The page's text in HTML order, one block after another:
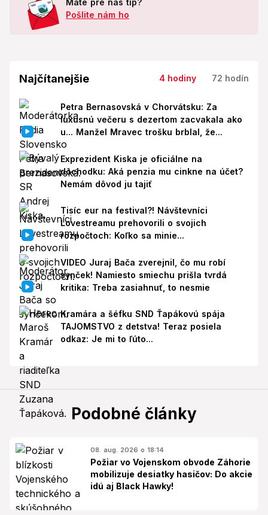
Máte pre nás tip?
Pošlite nám ho
Najčítanejšie 4 hodiny 72 hodín
Petra Bernasovská v Chorvátsku: Za
luxusnú večeru s dezertom zacvakala ako
u... Manžel Mravec trošku brblal, že...
Exprezident Kiska je oficiálne na
dôchodku: Aká penzia mu cinkne na účet?
Nemám dôvod ju tajiť
Tisíc eur na festival?! Návštevníci
Lovestreamu prehovorili o svojich
rozpočtoch: Koľko sa minie...
VIDEO Juraj Bača zverejnil, čo mu robí
synček! Namiesto smiechu prišla tvrdá
kritika: Treba zasiahnuť, to nesmie
Kramára a šéfku SND Ťapákovú spája
TAJOMSTVO z detstva! Teraz posiela
odkaz: Je mi to ľúto...
Podobné články
08. aug. 2026 o 18:14
Požiar vo Vojenskom obvode Záhorie
mobilizuje desiatky hasičov: Do akcie
idú aj Black Hawky!